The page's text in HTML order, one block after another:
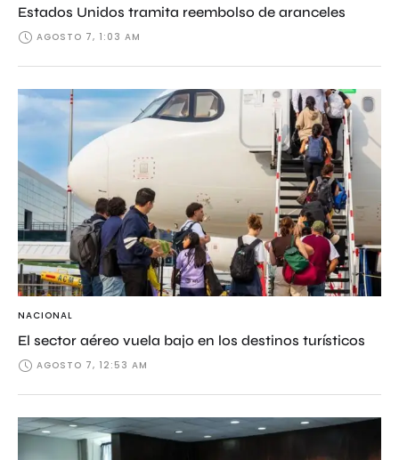
Estados Unidos tramita reembolso de aranceles
AGOSTO 7, 1:03 AM
NACIONAL
El sector aéreo vuela bajo en los destinos turísticos
AGOSTO 7, 12:53 AM